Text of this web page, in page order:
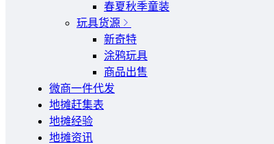
春夏秋季童装
玩具货源
新奇特
涂鸦玩具
商品出售
微商一件代发
地摊赶集表
地摊经验
地摊资讯